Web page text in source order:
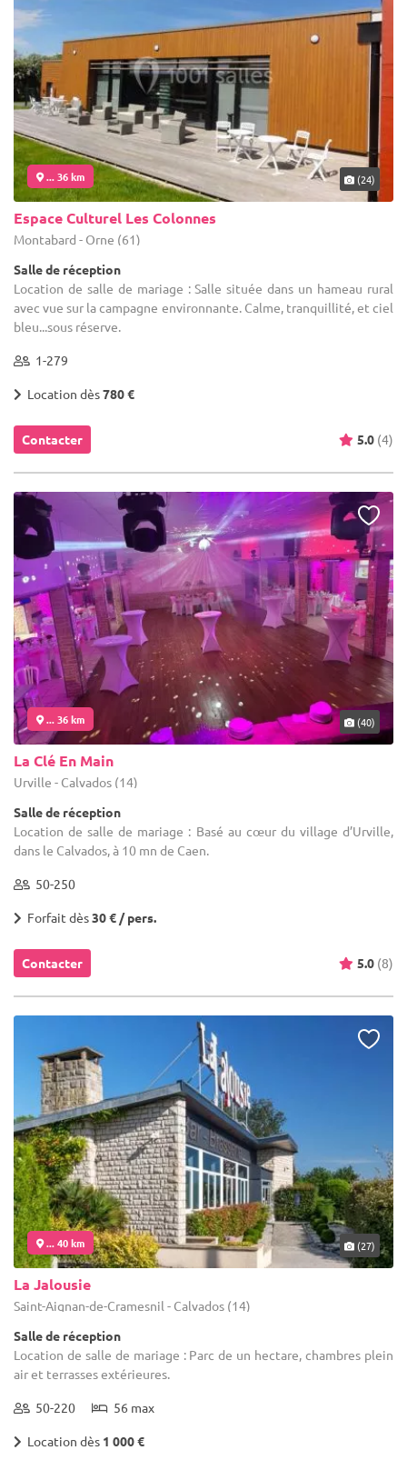
... 36 km (24)
Espace Culturel Les Colonnes
Montabard - Orne (61)
Salle de réception
Location de salle de mariage : Salle située dans un hameau rural
avec vue sur la campagne environnante. Calme, tranquillité, et ciel
bleu...sous réserve.
1-279
Location dès780 €
Contacter 5.0 (4)
... 36 km (40)
La Clé En Main
Urville - Calvados (14)
Salle de réception
Location de salle de mariage : Basé au cœur du village d’Urville,
dans le Calvados, à 10 mn de Caen.
50-250
Forfait dès30 € / pers.
Contacter 5.0 (8)
... 40 km (27)
La Jalousie
Saint-Aignan-de-Cramesnil - Calvados (14)
Salle de réception
Location de salle de mariage : Parc de un hectare, chambres plein
air et terrasses extérieures.
50-220 56 max
Location dès 1 000 €